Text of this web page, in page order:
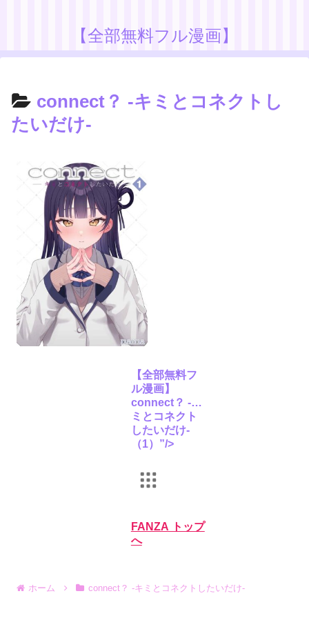
【全部無料フル漫画】
connect？ -キミとコネクトし
たいだけ-
【全部無料フ
ル漫画】
connect？ -キ
ミとコネクト
したいだけ-
（1）”/>
FANZA トップ
へ
オンラインゲーム
ホーム connect？ -キミとコネクトしたいだけ-